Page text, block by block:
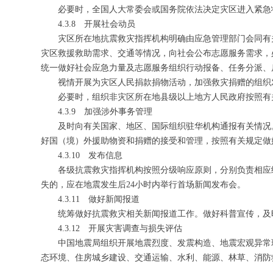
必要时，全国人大常委会或国务院依法决定灾区进入紧
4.3.8 开展社会动员
灾区所在地抗震救灾指挥机构明确由应急管理部门会同
灾区救援救助需求、交通等情况，向社会公布志愿服务需求
统一做好社会应急力量及志愿服务组织行动报备、任务分派
视情开展为灾区人民捐款捐物活动，加强救灾捐赠的组
必要时，组织非灾区所在地县级以上地方人民政府按照
4.3.9 加强涉外事务管理
及时向有关国家、地区、国际组织驻华机构通报有关情
好国（境）外援助物资和捐赠的接受和管理，按照有关规定
4.3.10 发布信息
各级抗震救灾指挥机构按照分级响应原则，分别负责相
失的，应在地震发生后24小时内举行首场新闻发布会。
4.3.11 做好新闻报道
统筹做好抗震救灾相关新闻报道工作。做好科普宣传，
4.3.12 开展灾害调查与损失评估
中国地震局组织开展地震烈度、发震构造、地震宏观异
态环境、住房城乡建设、交通运输、水利、能源、林草、消